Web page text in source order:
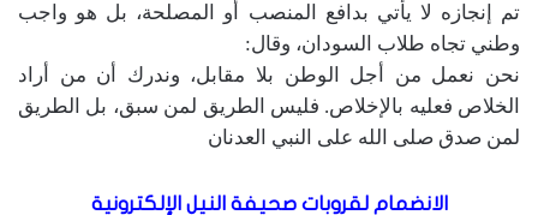
تم إنجازه لا يأتي بدافع المنصب أو المصلحة، بل هو واجب
وطني تجاه طلاب السودان، وقال:
نحن نعمل من أجل الوطن بلا مقابل، وندرك أن من أراد
الخلاص فعليه بالإخلاص. فليس الطريق لمن سبق، بل الطريق
لمن صدق صلى الله على النبي العدنان
الانضمام لقروبات صحيفة النيل الإلكترونية